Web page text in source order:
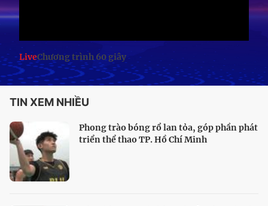
LiveChương trình 60 giây
TIN XEM NHIỀU
Phong trào bóng rổ lan tỏa, góp phần phát
triển thể thao TP. Hồ Chí Minh